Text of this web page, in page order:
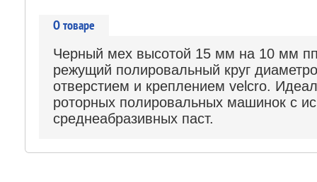
О товаре
Черный мех высотой 15 мм на 10 мм
режущий полировальный круг
отверстием и креплением velcro.
роторных полировальных машинок с
среднеабразивных паст.